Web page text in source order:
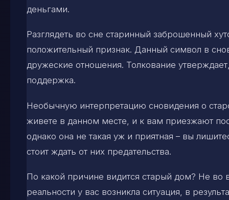
деньгами.
Разглядеть во сне старинный заброшенный
положительный признак. Данный символ в
дружеские отношения. Толкование
поддержка.
Необычную интерпретацию сновидения о
живете в данном месте, и к вам приезжают
однако она не такая уж и приятная – вы
стоит ждать от них предательства.
По какой причине видится старый дом? Не во
реальности у вас возникла ситуация, в